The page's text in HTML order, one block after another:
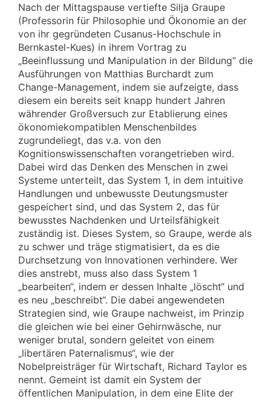
Nach der Mittagspause vertiefte Silja Graupe
(Professorin für Philosophie und Ökonomie an der
von ihr gegründeten Cusanus-Hochschule in
Bernkastel-Kues) in ihrem Vortrag zu
„Beeinflussung und Manipulation in der Bildung“ die
Ausführungen von Matthias Burchardt zum
Change-Management, indem sie aufzeigte, dass
diesem ein bereits seit knapp hundert Jahren
währender Großversuch zur Etablierung eines
ökonomiekompatiblen Menschenbildes
zugrundeliegt, das v.a. von den
Kognitionswissenschaften vorangetrieben wird.
Dabei wird das Denken des Menschen in zwei
Systeme unterteilt, das System 1, in dem intuitive
Handlungen und unbewusste Deutungsmuster
gespeichert sind, und das System 2, das für
bewusstes Nachdenken und Urteilsfähigkeit
zuständig ist. Dieses System, so Graupe, werde als
zu schwer und träge stigmatisiert, da es die
Durchsetzung von Innovationen verhindere. Wer
dies anstrebt, muss also dass System 1
„bearbeiten“, indem er dessen Inhalte „löscht“ und
es neu „beschreibt“. Die dabei angewendeten
Strategien sind, wie Graupe nachweist, im Prinzip
die gleichen wie bei einer Gehirnwäsche, nur
weniger brutal, sondern geleitet von einem
„libertären Paternalismus“, wie der
Nobelpreisträger für Wirtschaft, Richard Taylor es
nennt. Gemeint ist damit ein System der
öffentlichen Manipulation, in dem eine Elite der